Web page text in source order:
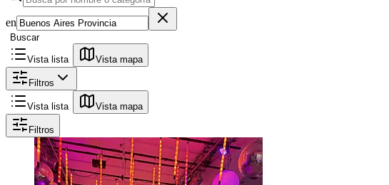
en
Buscar
Vista lista Vista mapa
Filtros
Vista lista Vista mapa
Filtros